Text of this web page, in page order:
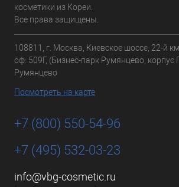
косметики из Кореи.
Все права защищены.
108811, г. Москва, Киевское шоссе, 22-й
оф: 509Г, (Бизнес-парк Румянцево, корпус
Румянцево
Посмотреть на карте
+7 (800) 550-54-96
+7 (495) 532-03-23
info@vbg-cosmetic.ru